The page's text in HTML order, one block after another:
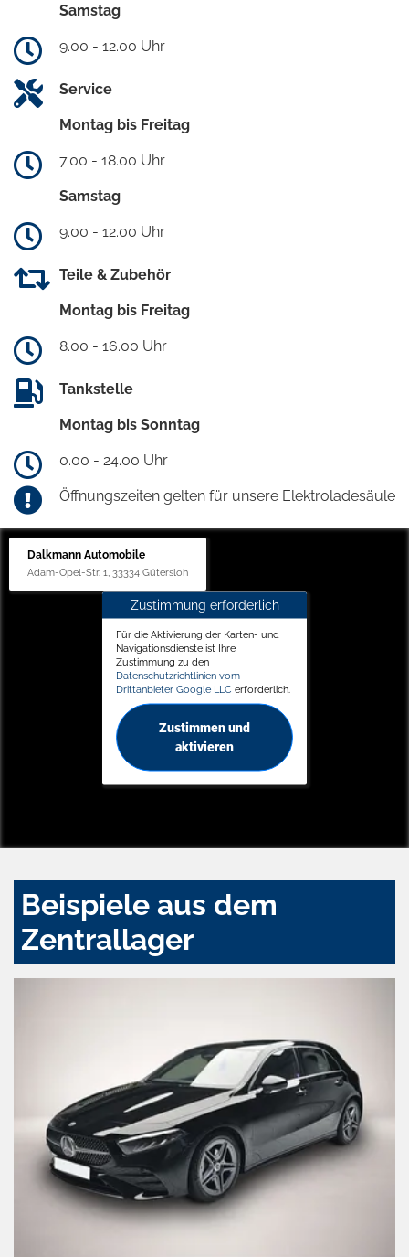
Samstag
9.00 - 12.00 Uhr
Service
Montag bis Freitag
7.00 - 18.00 Uhr
Samstag
9.00 - 12.00 Uhr
Teile & Zubehör
Montag bis Freitag
8.00 - 16.00 Uhr
Tankstelle
Montag bis Sonntag
0.00 - 24.00 Uhr
Öffnungszeiten gelten für unsere Elektroladesäule
Dalkmann Automobile
Adam-Opel-Str. 1, 33334 Gütersloh
Zustimmung erforderlich
Für die Aktivierung der Karten- und
Navigationsdienste ist Ihre
Zustimmung zu den
Datenschutzrichtlinien vom
Drittanbieter Google LLC erforderlich.
Zustimmen und
aktivieren
Beispiele aus dem
Zentrallager